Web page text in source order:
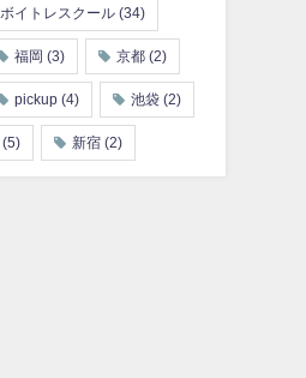
ボイトレスクール(34)
福岡 (3) 京都(2)
pickup(4) 池袋(2)
(5) 新宿(2)